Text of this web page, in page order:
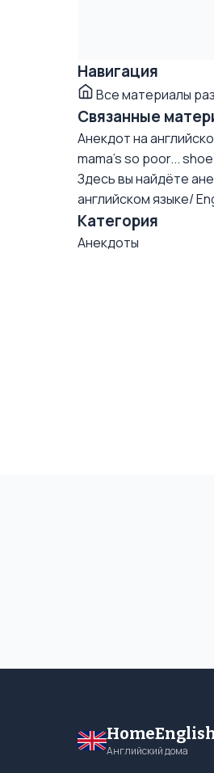
Навигация
Все материалы
Связанные
Анекдот на
mama's so poor... shoe
Здесь вы найдёте
английском языке/
Категория
Анекдоты
Английский дома